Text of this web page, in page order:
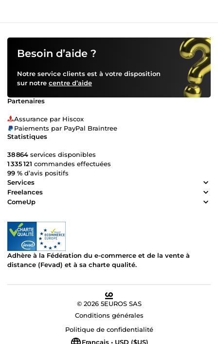
Besoin d’aide ?
Notre service clients est à votre disposition
sur notre centre d’aide
Partenaires
Assurance par Hiscox
Paiements par PayPal Braintree
Statistiques
38 864 services disponibles
1 335 121 commandes effectuées
99 % d’avis positifs
Services
Freelances
ComeUp
Adhère à la Fédération du e-commerce et de la vente à
distance (Fevad) et à sa charte qualité.
© 2026 5EUROS SAS
Conditions générales
Politique de confidentialité
Français • USD ($US)